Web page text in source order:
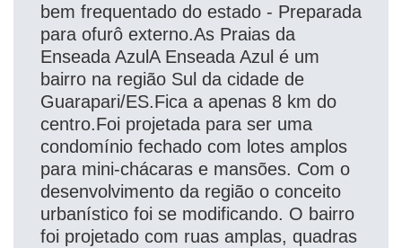
bem frequentado do estado - Preparada
para ofurô externo.As Praias da
Enseada AzulA Enseada Azul é um
bairro na região Sul da cidade de
Guarapari/ES.Fica a apenas 8 km do
centro.Foi projetada para ser uma
condomínio fechado com lotes amplos
para mini-chácaras e mansões. Com o
desenvolvimento da região o conceito
urbanístico foi se modificando. O bairro
foi projetado com ruas amplas, quadras